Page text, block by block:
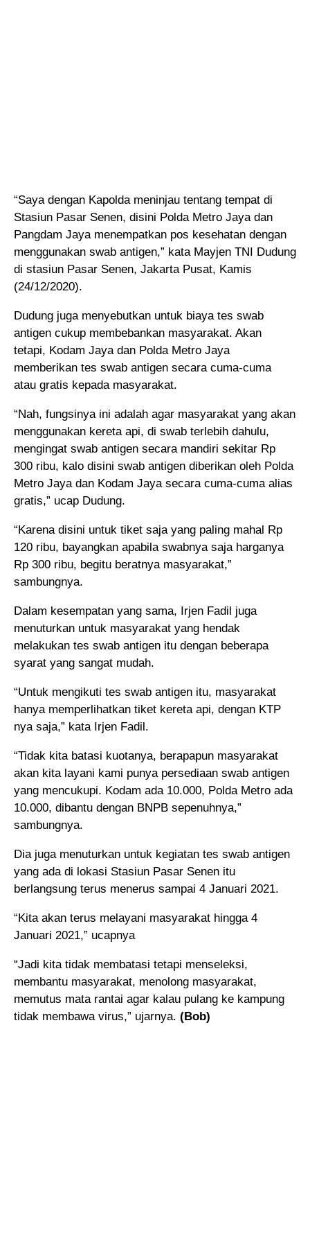
“Saya dengan Kapolda meninjau tentang tempat di
Stasiun Pasar Senen, disini Polda Metro Jaya dan
Pangdam Jaya menempatkan pos kesehatan dengan
menggunakan swab antigen,” kata Mayjen TNI Dudung
di stasiun Pasar Senen, Jakarta Pusat, Kamis
(24/12/2020).
Dudung juga menyebutkan untuk biaya tes swab
antigen cukup membebankan masyarakat. Akan
tetapi, Kodam Jaya dan Polda Metro Jaya
memberikan tes swab antigen secara cuma-cuma
atau gratis kepada masyarakat.
“Nah, fungsinya ini adalah agar masyarakat yang akan
menggunakan kereta api, di swab terlebih dahulu,
mengingat swab antigen secara mandiri sekitar Rp
300 ribu, kalo disini swab antigen diberikan oleh Polda
Metro Jaya dan Kodam Jaya secara cuma-cuma alias
gratis,” ucap Dudung.
“Karena disini untuk tiket saja yang paling mahal Rp
120 ribu, bayangkan apabila swabnya saja harganya
Rp 300 ribu, begitu beratnya masyarakat,”
sambungnya.
Dalam kesempatan yang sama, Irjen Fadil juga
menuturkan untuk masyarakat yang hendak
melakukan tes swab antigen itu dengan beberapa
syarat yang sangat mudah.
“Untuk mengikuti tes swab antigen itu, masyarakat
hanya memperlihatkan tiket kereta api, dengan KTP
nya saja,” kata Irjen Fadil.
“Tidak kita batasi kuotanya, berapapun masyarakat
akan kita layani kami punya persediaan swab antigen
yang mencukupi. Kodam ada 10.000, Polda Metro ada
10.000, dibantu dengan BNPB sepenuhnya,”
sambungnya.
Dia juga menuturkan untuk kegiatan tes swab antigen
yang ada di lokasi Stasiun Pasar Senen itu
berlangsung terus menerus sampai 4 Januari 2021.
“Kita akan terus melayani masyarakat hingga 4
Januari 2021,” ucapnya
“Jadi kita tidak membatasi tetapi menseleksi,
membantu masyarakat, menolong masyarakat,
memutus mata rantai agar kalau pulang ke kampung
tidak membawa virus,” ujarnya. (Bob)